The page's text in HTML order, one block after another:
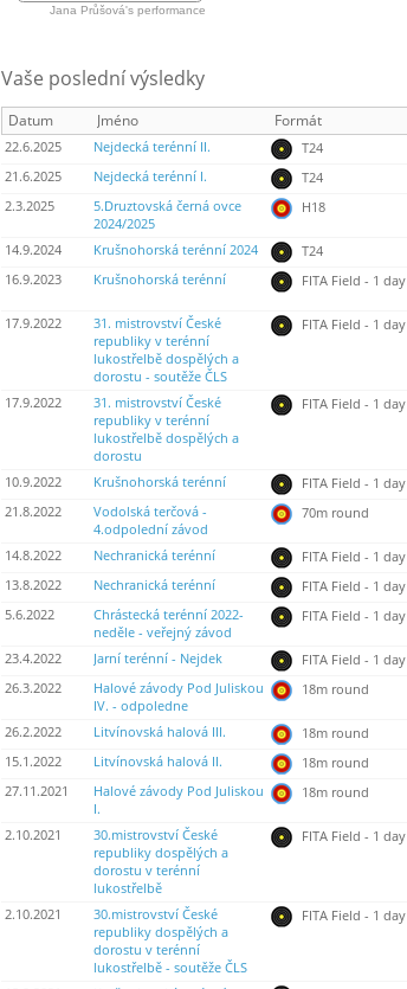
Jana Průšová's performance
Vaše poslední výsledky
Datum Jméno Formát
22.6.2025 Nejdecká terénní II. T24
21.6.2025
Nejdecká terénní I. T24
2.3.2025
5.Druztovská černá ovce
2024/2025
H18
14.9.2024 Krušnohorská terénní 2024 T24
16.9.2023
Krušnohorská terénní FITA Field - 1 day
17.9.2022
31. mistrovství České
republiky v terénní
lukostřelbě dospělých a
dorostu - soutěže ČLS
FITA Field - 1 day
17.9.2022
31. mistrovství České
republiky v terénní
lukostřelbě dospělých a
dorostu
FITA Field - 1 day
10.9.2022 Krušnohorská terénní FITA Field - 1 day
21.8.2022
Vodolská terčová -
4.odpolední závod
70m round
14.8.2022 Nechranická terénní FITA Field - 1 day
13.8.2022
Nechranická terénní FITA Field - 1 day
5.6.2022
Chrástecká terénní 2022-
neděle - veřejný závod
FITA Field - 1 day
23.4.2022 Jarní terénní - Nejdek FITA Field - 1 day
26.3.2022
Halové závody Pod Juliskou
IV. - odpoledne
18m round
26.2.2022 Litvínovská halová III. 18m round
15.1.2022
Litvínovská halová II. 18m round
27.11.2021
Halové závody Pod Juliskou
I.
18m round
2.10.2021
30.mistrovství České
republiky dospělých a
dorostu v terénní
lukostřelbě
FITA Field - 1 day
2.10.2021
30.mistrovství České
republiky dospělých a
dorostu v terénní
lukostřelbě - soutěže ČLS
FITA Field - 1 day